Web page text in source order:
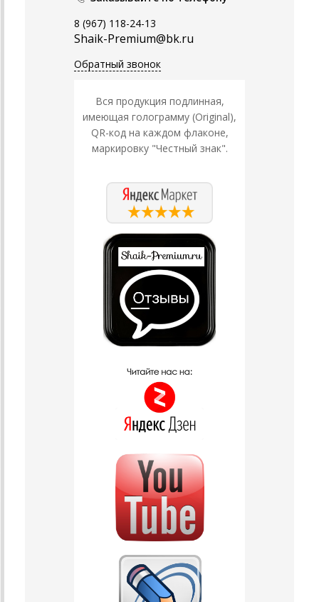
8 (967) 118-24-13
Shaik-Premium@bk.ru
Обратный звонок
Вся продукция подлинная,
имеющая голограмму (Original),
QR-код на каждом флаконе,
маркировку "Честный знак".